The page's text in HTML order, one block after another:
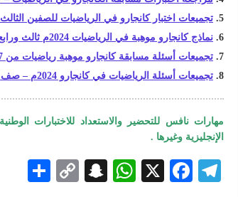
تجميعات اختبار كانجارو في الرياضيات للصفين الثالث
نماذج كانجارو موهبة في الرياضيات 2024م ثالث ورابع ابتدائي مع الإجابات
تجميعات أسئلة مسابقة كانجارو موهبة رياضيات من 2017م إلى 2022م
تجميعات أسئلة الرياضيات في كانجارو 2024م – صف ثالث متوسط وأول ثانوي
مهارات نافس للتحضير والاستعداد للاختبارات
الإنجليزية وغيرها .
Te
F
X
W
S
C